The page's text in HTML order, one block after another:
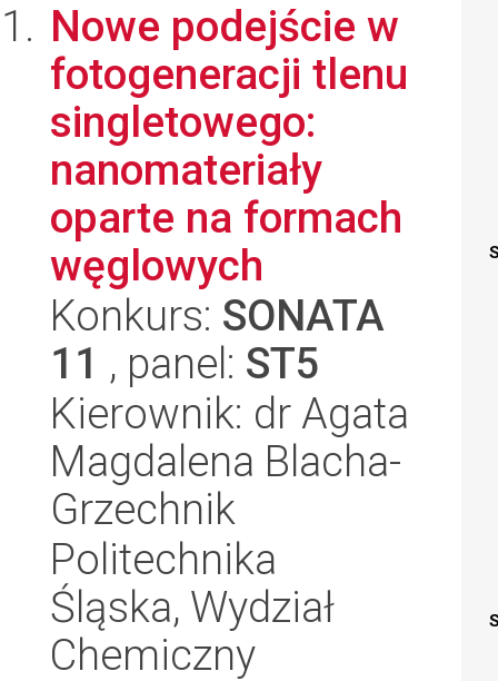
Nowe podejście w
fotogeneracji tlenu
singletowego:
nanomateriały
oparte na formach
węglowych
Konkurs: SONATA
11 , panel: ST5
Kierownik: dr Agata
Magdalena Blacha-
Grzechnik
Politechnika
Śląska, Wydział
Chemiczny